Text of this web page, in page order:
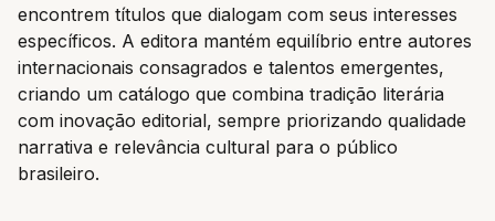
encontrem títulos que dialogam com seus interesses
específicos. A editora mantém equilíbrio entre autores
internacionais consagrados e talentos emergentes,
criando um catálogo que combina tradição literária
com inovação editorial, sempre priorizando qualidade
narrativa e relevância cultural para o público
brasileiro.